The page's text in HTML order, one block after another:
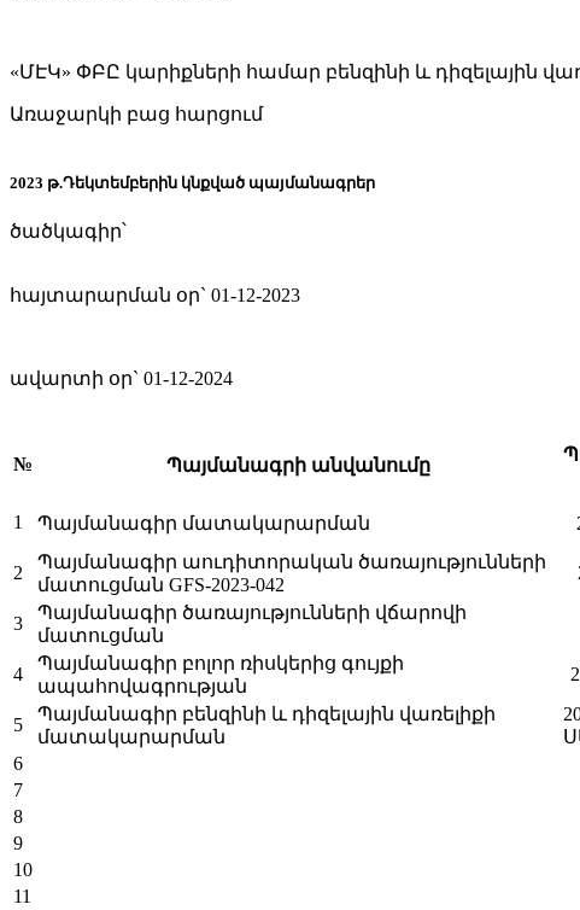
«ՄԷԿ» ՓԲԸ կարիքների համար բենզինի և դիզելային
Առաջարկի բաց հարցում
2023 թ.Դեկտեմբերին կնքված պայմանագրեր
ծածկագիր՝
հայտարարման օր` 01-12-2023
ավարտի օր` 01-12-2024
№ Պայմանագրի անվանումը
1 Պայմանագիր մատակարարման
2
Պայմանագիր աուդիտորական ծառայությունների
մատուցման GFS-2023-042
3
Պայմանագիր ծառայությունների վճարովի
մատուցման
4
Պայմանագիր բոլոր ռիսկերից գույքի
ապահովագրության
5
Պայմանագիր բենզինի և դիզելային վառելիքի
մատակարարման
6
7
8
9
10
11